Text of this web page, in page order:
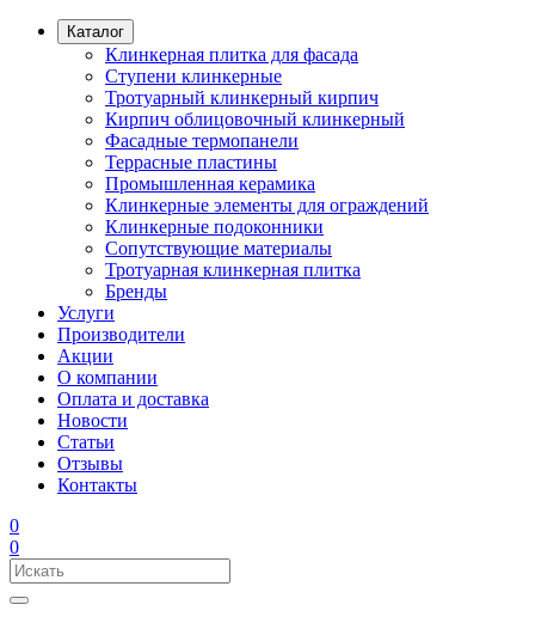
Каталог
Клинкерная плитка для фасада
Ступени клинкерные
Тротуарный клинкерный кирпич
Кирпич облицовочный клинкерный
Фасадные термопанели
Террасные пластины
Промышленная керамика
Клинкерные элементы для ограждений
Клинкерные подоконники
Сопутствующие материалы
Тротуарная клинкерная плитка
Бренды
Услуги
Производители
Акции
О компании
Оплата и доставка
Новости
Статьи
Отзывы
Контакты
0
0